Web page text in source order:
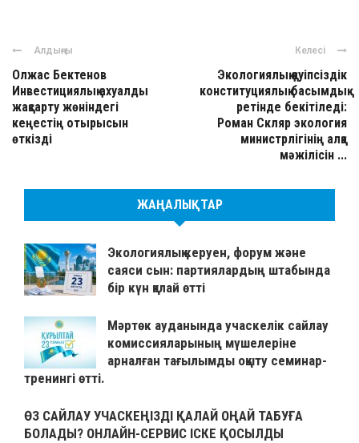
Алдыңғы
Олжас Бектенов
Инвестициялық ахуалды
жақсарту жөніндегі
кеңестің отырысын
өткізді
Келесі
Экологиялық қауіпсіздік
конституциялық басымдық
ретінде бекітіледі:
Роман Скляр экология
министрлігінің алқа
мәжілісін ...
ЖАҢАЛЫҚТАР
Экологиялық керуен, форум және
саяси сын: партиялардың штабында
бір күн қалай өтті
Мәртөк ауданында учаскелік сайлау
комиссияларының мүшелеріне
арналған тағылымды оқыту семинар-
тренингі өтті.
ӨЗ САЙЛАУ УЧАСКЕҢІЗДІ ҚАЛАЙ ОҢАЙ ТАБУҒА
БОЛАДЫ? ОНЛАЙН-СЕРВИС ІСКЕ ҚОСЫЛДЫ